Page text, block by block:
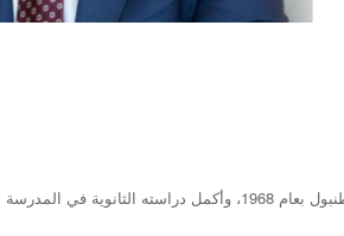
ولد محمد نوري أرصوي في اسطنبول بعام 1968، وأكمل